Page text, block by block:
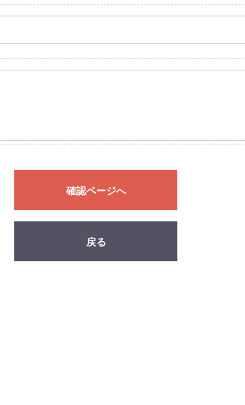
確認ページへ
戻る